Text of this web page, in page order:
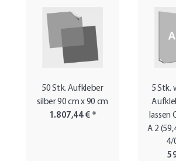
50 Stk. Aufkleber
silber 90 cm x 90 cm
1.807,44 € *
5 Stk.
lassen
A 2
4/